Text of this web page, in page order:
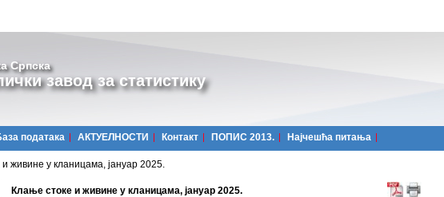
Српска
завод за статистику
података АКТУЕЛНОСТИ Контакт ПОПИС 2013. Најчешћa питања
живине у кланицама, јануар 2025.
Клање стоке и живине у кланицама, јануар 2025.